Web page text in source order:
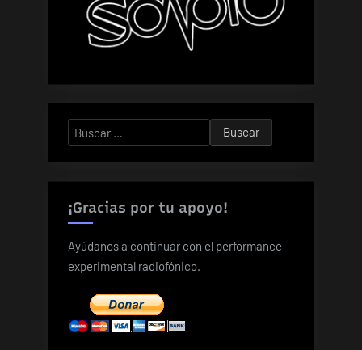
Buscar:
¡Gracias por tu apoyo!
Ayúdanos a continuar con el performance
experimental radiofónico.